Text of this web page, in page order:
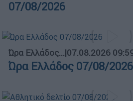
07/08/2026
Ώρα Ελλάδος...|07.08.2026
Ώρα Ελλάδος 07/08/2026